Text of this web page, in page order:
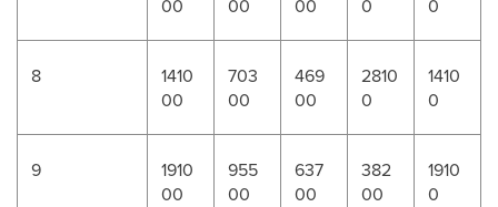
00
00
00
0
0
8
1410
00
703
00
469
00
2810
0
1410
0
9
1910
00
955
00
637
00
382
00
1910
0